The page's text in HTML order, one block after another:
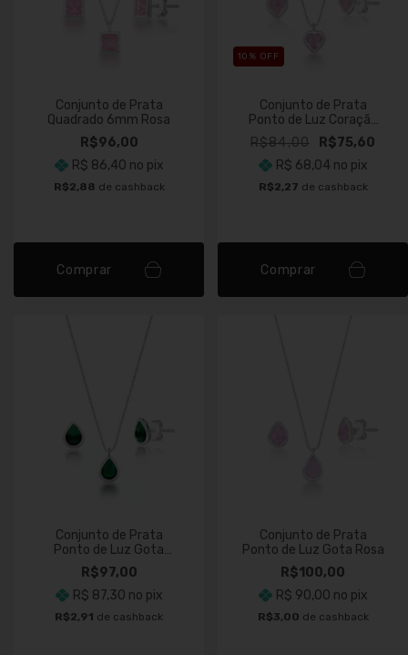
Conjunto de Prata
Quadrado 6mm Rosa
R$96,00
R$ 86,40 no pix
R$2,88 de cashback
Comprar
10 % OFF
Conjunto de Prata
Ponto de Luz Coração
Rosa
R$84,00
R$75,60
R$ 68,04 no pix
R$2,27 de cashback
Comprar
Conjunto de Prata
Ponto de Luz Gota
Verde
R$97,00
R$ 87,30 no pix
R$2,91 de cashback
Conjunto de Prata
Ponto de Luz Gota Rosa
R$100,00
R$ 90,00 no pix
R$3,00 de cashback